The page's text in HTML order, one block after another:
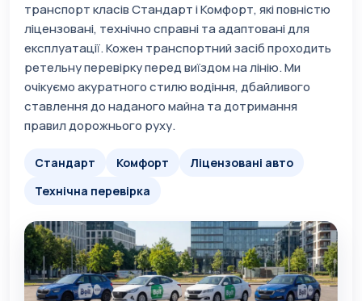
транспорт класів Стандарт і Комфорт, які повністю
ліцензовані, технічно справні та адаптовані для
експлуатації. Кожен транспортний засіб проходить
ретельну перевірку перед виїздом на лінію. Ми
очікуємо акуратного стилю водіння, дбайливого
ставлення до наданого майна та дотримання
правил дорожнього руху.
Стандарт Комфорт
Ліцензовані авто
Технічна перевірка